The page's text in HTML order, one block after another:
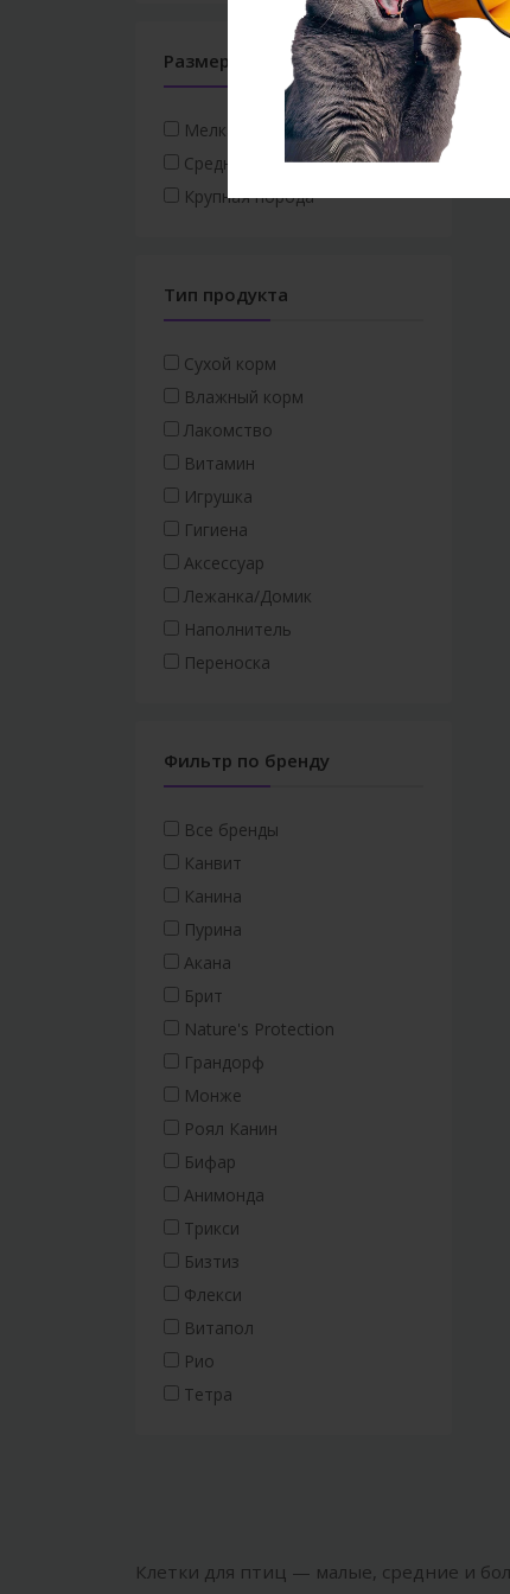
Размер собаки
Мелкая порода
Средняя порода
Крупная порода
Тип продукта
Сухой корм
Влажный корм
Лакомство
Витамин
Игрушка
Гигиена
Аксессуар
Лежанка/Домик
Наполнитель
Переноска
Фильтр по бренду
Все бренды
Канвит
Канина
Пурина
Акана
Брит
Nature's Protection
Грандорф
Монже
Роял Канин
Бифар
Анимонда
Трикси
Бизтиз
Флекси
Витапол
Рио
Тетра
Клетки для птиц — малые, средние и